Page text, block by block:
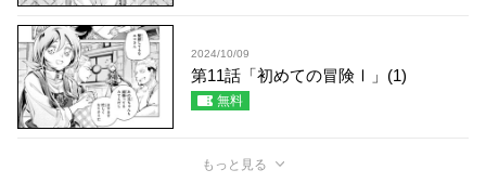
2024/10/09
第11話「初めての冒険Ⅰ」(1)
無料
もっと見る